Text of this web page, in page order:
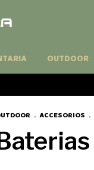
OUTDOOR
. ACCESORIOS .